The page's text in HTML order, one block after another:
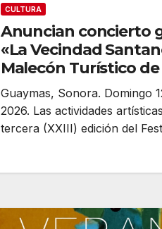
CULTURA
Anuncian concierto
«La Vecindad
Malecón Turístico
Guaymas, Sonora. Domingo
2026. Las actividades
tercera (XXIII) edición del